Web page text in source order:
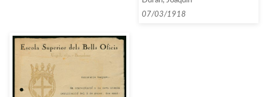
nom seguirà sortint a la llista
de socis]
07/03/1918